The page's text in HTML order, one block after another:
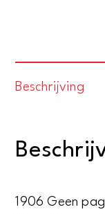
Beschrijving
1906 Geen